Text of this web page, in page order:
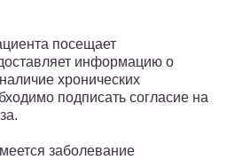
посещает
информацию о
хронических
подписать согласие на
заболевание